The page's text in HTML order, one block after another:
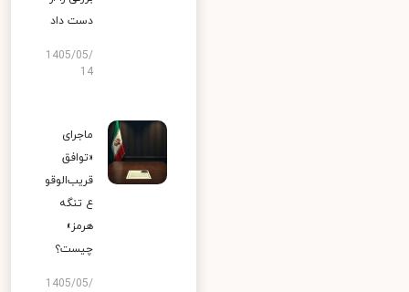
دست داد
1405/05/
14
ماجرای
«توافق
قریب‌الوقو
ع تنگه
هرمز»
چیست؟
1405/05/